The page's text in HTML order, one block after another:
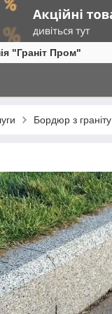
"Граніт Пром"
Бордюр з граніту